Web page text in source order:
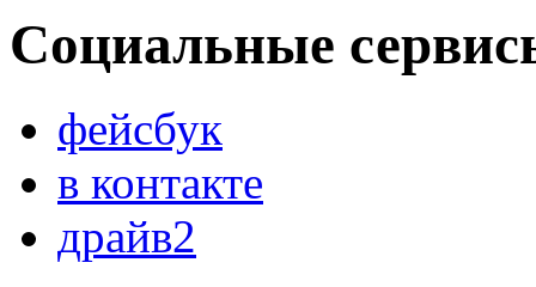
Социальные
фейсбук
в контакте
драйв2